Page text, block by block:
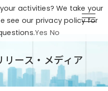
ース・メディア
activities? We take your
see our privacy policy for
Yes No